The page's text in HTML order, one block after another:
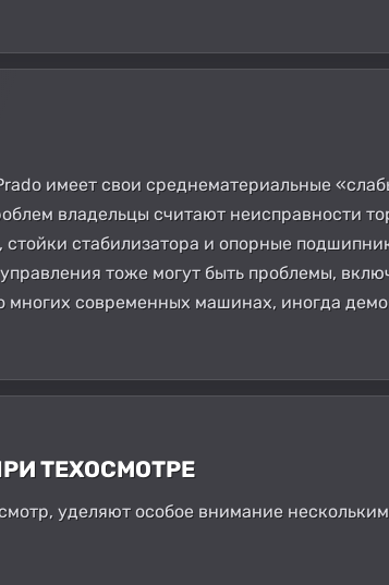
имеет свои среднематериальные
владельцы считают неисправности
стабилизатора и опорные
тоже могут быть проблемы,
многих современных машинах, иногда
ТЕХОСМОТРЕ
уделяют особое внимание